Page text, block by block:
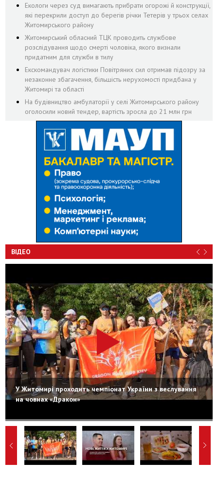
Екологи через суд вимагають прибрати огорожі й конструкції,
які перекрили доступ до берегів річки Тетерів у трьох селах
Житомирського району
Житомирський обласний ТЦК проводить службове
розслідування щодо смерті чоловіка, якого визнали
придатним для служби в тилу
Екскомандувач логістики Повітряних сил отримав підозру за
незаконне збагачення, більшість нерухомості придбана у
Житомирі та області
На будівництво амбулаторії у селі Житомирського району
оголосили новий тендер, вартість зросла до 21 млн грн
ВІДЕО
У Житомирі проходить чемпіонат України з веслування
на човнах «Дракон»